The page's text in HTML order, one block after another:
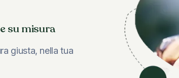
su misura
giusta, nella tua